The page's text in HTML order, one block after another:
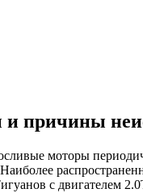
причины
моторы
с двигателем